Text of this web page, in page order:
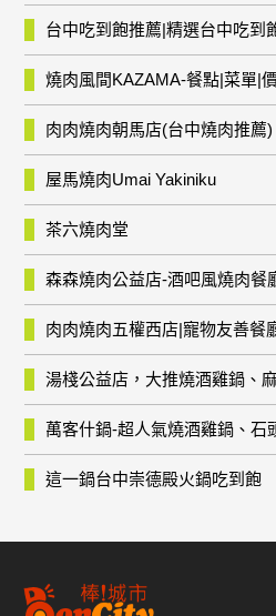
台中吃到飽推薦|精選台中吃到
燒肉風間KAZAMA-餐點|菜單|
肉肉燒肉朝馬店(台中燒肉推薦)
屋馬燒肉Umai Yakiniku
茶六燒肉堂
森森燒肉公益店-酒吧風燒肉餐
肉肉燒肉五權西店|寵物友善餐
湯棧公益店，大推燒酒雞鍋、
萬客什鍋-超人氣燒酒雞鍋、石
這一鍋台中崇德殿火鍋吃到飽